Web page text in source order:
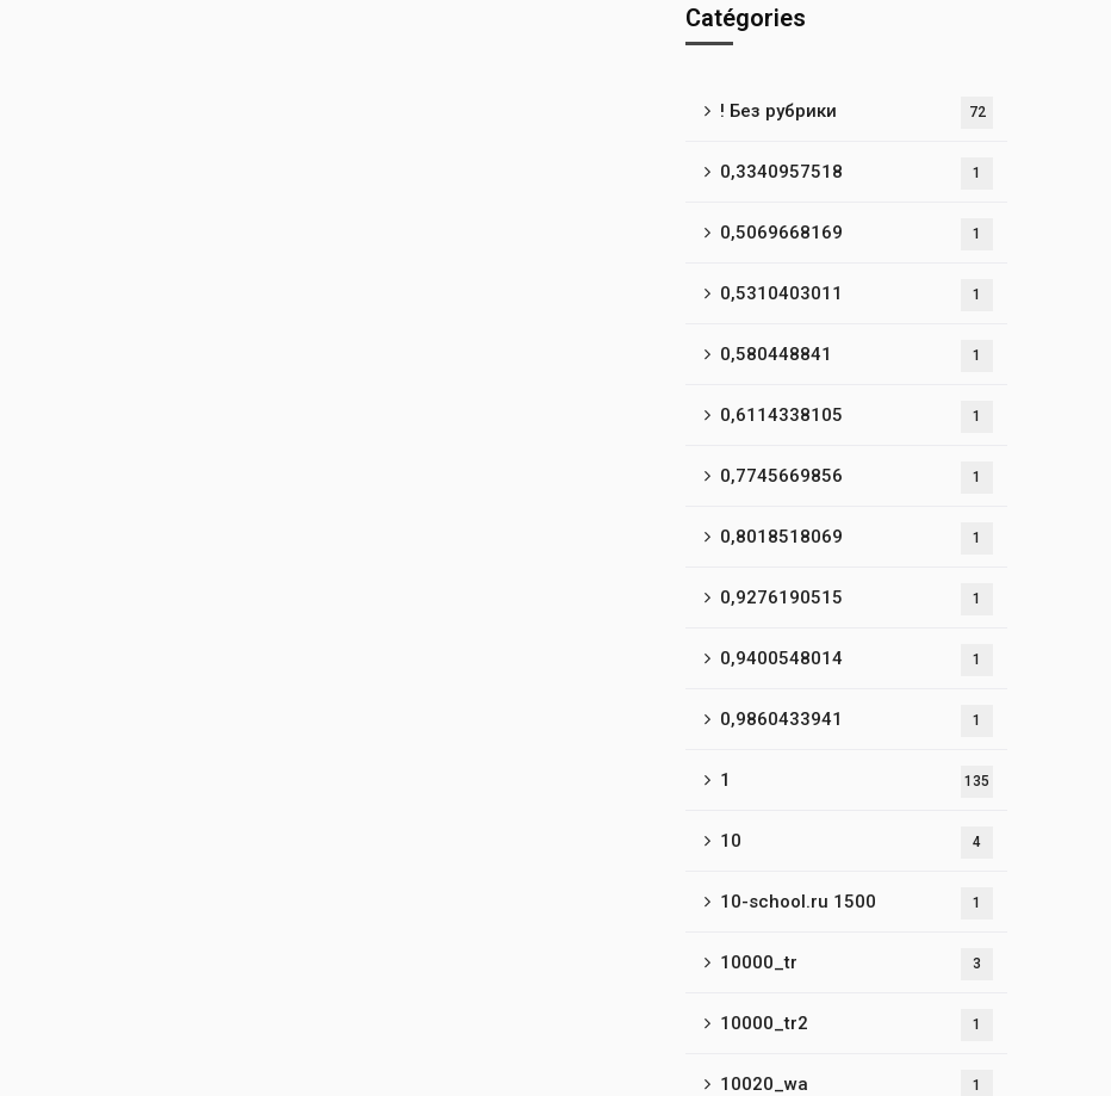
Catégories
! Без рубрики 72
0,3340957518 1
0,5069668169 1
0,5310403011 1
0,580448841 1
0,6114338105 1
0,7745669856 1
0,8018518069 1
0,9276190515 1
0,9400548014 1
0,9860433941 1
1 135
10 4
10-school.ru 1500 1
10000_tr 3
10000_tr2 1
10020_wa 1